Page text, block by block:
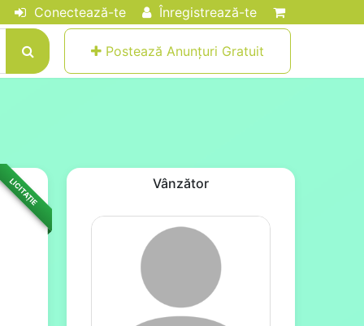
Conectează-te Înregistrează-te
Postează Anunțuri Gratuit
LICITAȚIE Vânzător